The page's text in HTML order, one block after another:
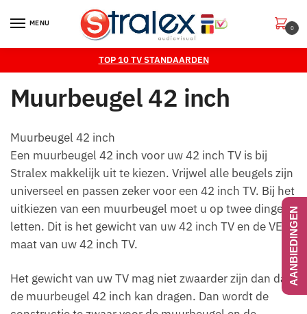
MENU
0
TOP 10 TV STANDAARDEN
Muurbeugel 42 inch
Muurbeugel 42 inch
Een muurbeugel 42 inch voor uw 42 inch TV is bij
Stralex makkelijk uit te kiezen. Vrijwel alle beugels zijn
universeel en passen zeker voor een 42 inch TV. Bij het
uitkiezen van een muurbeugel moet u op twee dingen
letten. Dit is het gewicht van uw 42 inch TV en de VESA
maat van uw 42 inch TV.
Het gewicht van uw TV mag niet zwaarder zijn dan dat
de muurbeugel 42 inch kan dragen. Dan wordt de
AANBIEDINGEN